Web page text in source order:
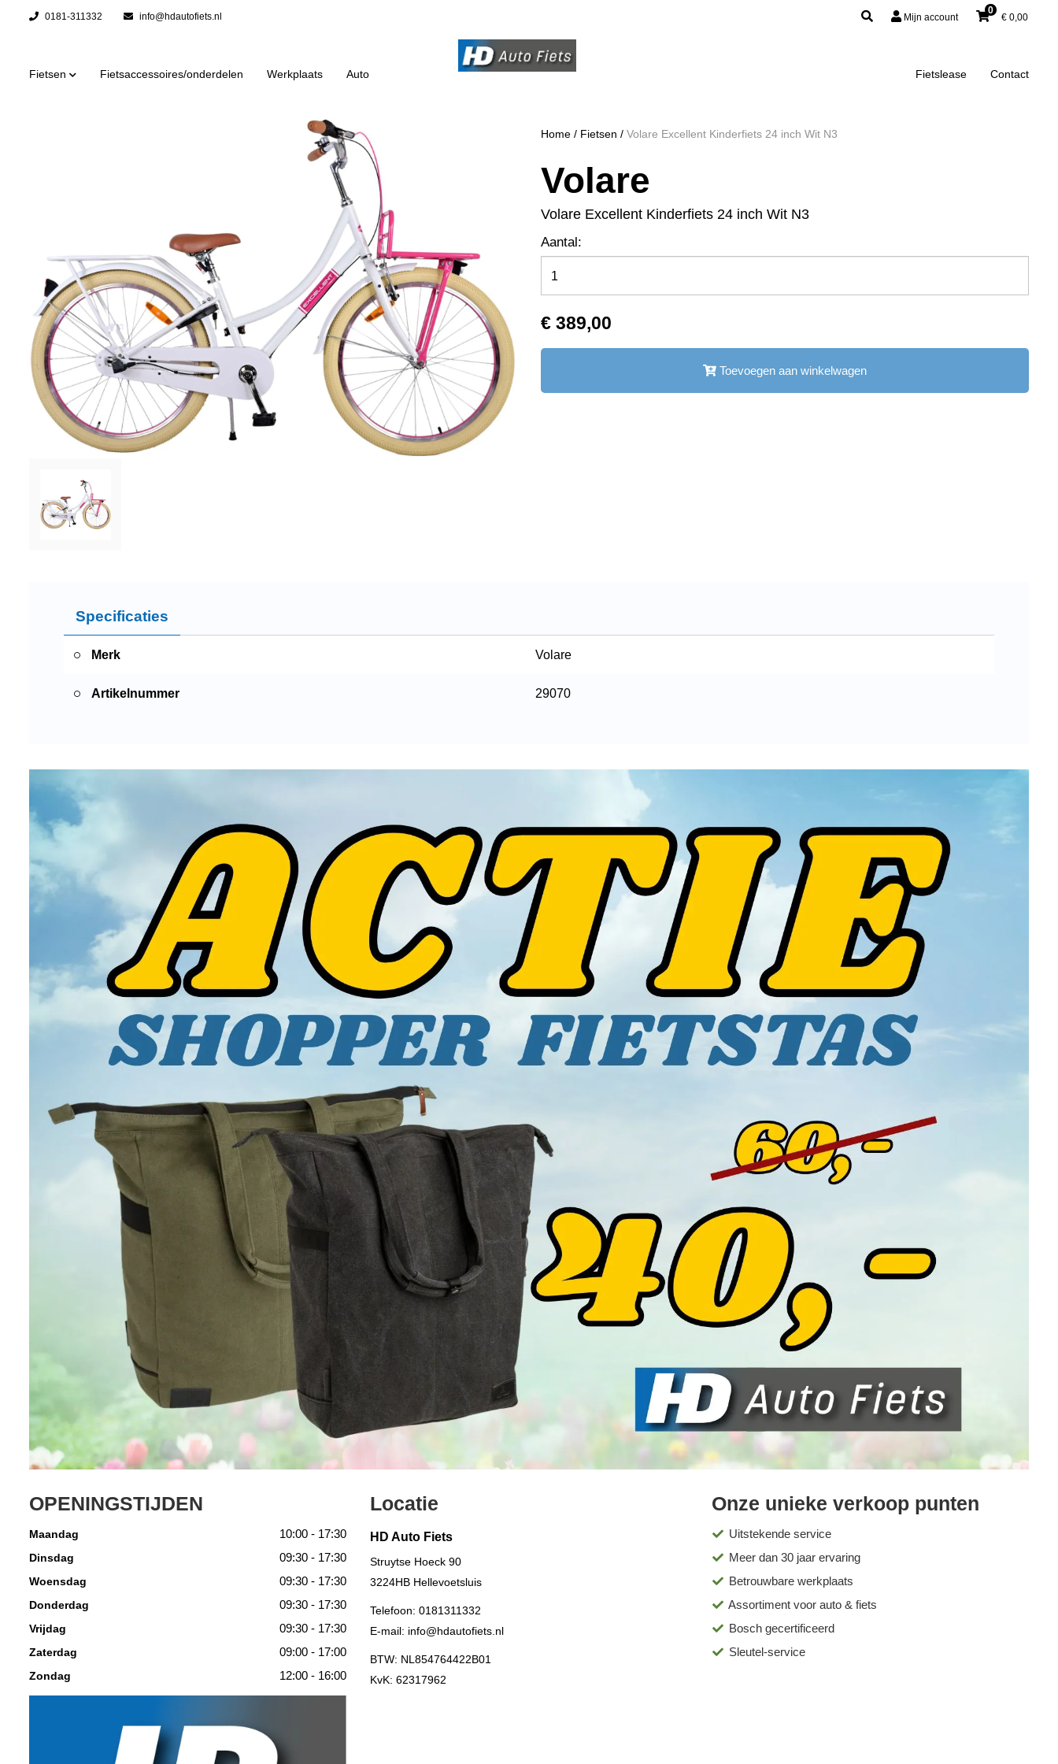
0181-311332 info@hdautofiets.nl Mijn account
0
€ 0,00
Fietsen Fietsaccessoires/onderdelen Werkplaats Auto Fietslease Contact
Home / Fietsen / Volare Excellent Kinderfiets 24 inch Wit N3
Volare
Volare Excellent Kinderfiets 24 inch Wit N3
Aantal:
€ 389,00
Toevoegen aan winkelwagen
Specificaties
Merk Volare
Artikelnummer 29070
OPENINGSTIJDEN
Maandag 10:00 - 17:30
Dinsdag 09:30 - 17:30
Woensdag 09:30 - 17:30
Donderdag 09:30 - 17:30
Vrijdag 09:30 - 17:30
Zaterdag 09:00 - 17:00
Zondag 12:00 - 16:00
Locatie
HD Auto Fiets
Struytse Hoeck 90
3224HB Hellevoetsluis
Telefoon:0181311332
E-mail: info@hdautofiets.nl
BTW: NL854764422B01
KvK: 62317962
Onze unieke verkoop punten
Uitstekende service
Meer dan 30 jaar ervaring
Betrouwbare werkplaats
Assortiment voor auto & fiets
Bosch gecertificeerd
Sleutel-service